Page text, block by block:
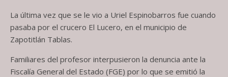
La última vez que se le vio a Uriel Espinobarros fue cuando
pasaba por el crucero El Lucero, en el municipio de
Zapotitlán Tablas.
Familiares del profesor interpusieron la denuncia ante la
Fiscalía General del Estado (FGE) por lo que se emitió la